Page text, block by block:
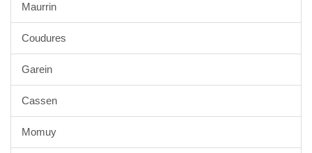
Maurrin
Coudures
Garein
Cassen
Momuy